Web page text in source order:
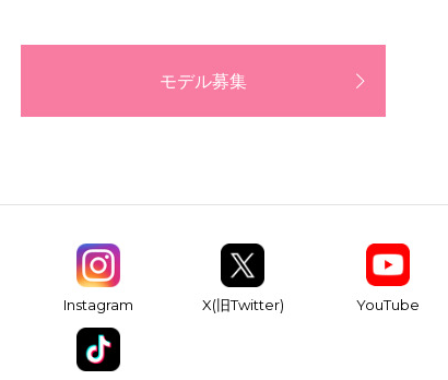
モデル募集
Instagram X(旧Twitter) YouTube